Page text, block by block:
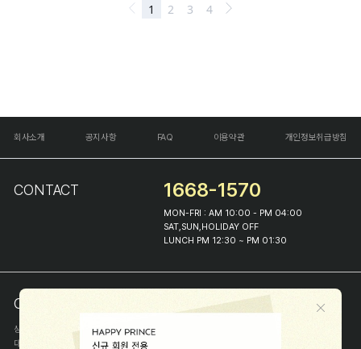
회사소개 공지사항 FAQ 이용약관 개인정보취급방침
CONTACT 1668-1570
MON-FRI : AM 10:00 - PM 04:00
SAT,SUN,HOLIDAY OFF
LUNCH PM 12:30 ~ PM 01:30
COMPANY INFO
상호
(주)해피프린스
대표
이화진